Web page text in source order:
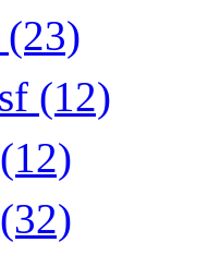
(23)
(12)
(12)
(32)